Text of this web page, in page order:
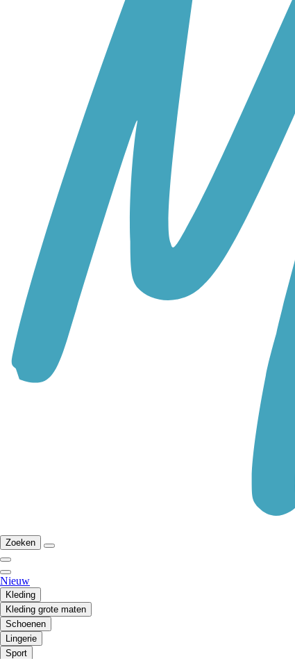
Zoeken
Nieuw
Kleding
Kleding grote maten
Schoenen
Lingerie
Sport